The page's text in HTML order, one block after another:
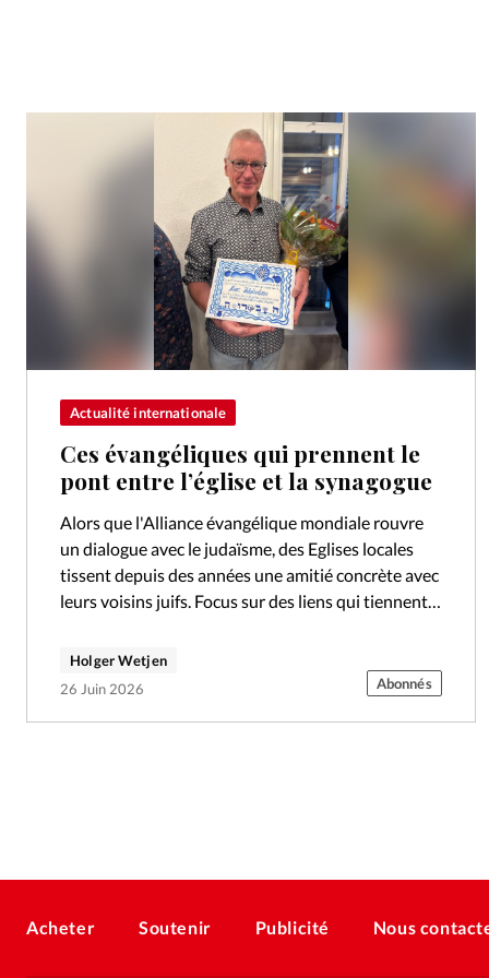
Actualité internationale
Ces évangéliques qui prennent le
pont entre l’église et la synagogue
Alors que l'Alliance évangélique mondiale rouvre
un dialogue avec le judaïsme, des Eglises locales
tissent depuis des années une amitié concrète avec
leurs voisins juifs. Focus sur des liens qui tiennent
Holger Wetjen
26 Juin 2026
Abonnés
Acheter Soutenir Publicité Nous